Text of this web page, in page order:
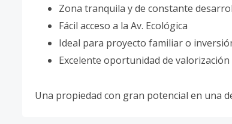
Zona tranquila y de constante
Fácil acceso a la Av. Ecológica
Ideal para proyecto familiar o
Excelente oportunidad de valorización
Una propiedad con gran potencial en una